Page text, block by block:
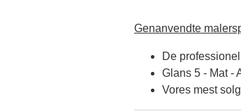
Genanvendte
De
Glans 5 - Mat -
Vores mest